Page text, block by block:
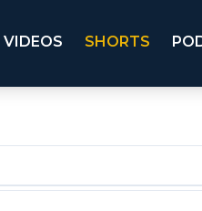
VIDEOS SHORTS